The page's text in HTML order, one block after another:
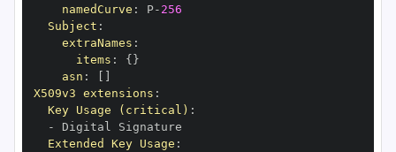
namedCurve : P- 256
Subject :
extraNames :
items : { }
asn :
X509v3 extensions :
Key Usage (critical) :
-
Extended Key Usage :